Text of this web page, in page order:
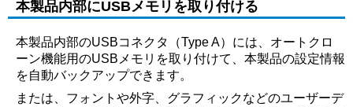
本製品内部にUSBメモリを取り付ける
本製品内部のUSBコネクタ（Type A）には、オートクロ
ーン機能用のUSBメモリを取り付けて、本製品の設定情報
を自動バックアップできます。
または、フォントや外字、グラフィックなどのユーザーデ